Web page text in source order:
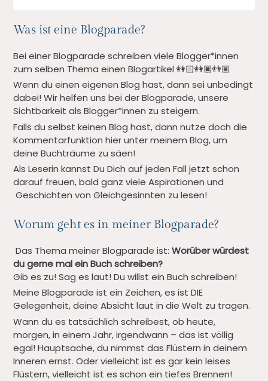
Was ist eine Blogparade?
Bei einer Blogparade schreiben viele Blogger*innen
zum selben Thema einen Blogartikel👭🏻👭🏿👬🏽
Wenn du einen eigenen Blog hast, dann sei unbedingt
dabei! Wir helfen uns bei der Blogparade, unsere
Sichtbarkeit als Blogger*innen zu steigern.
Falls du selbst keinen Blog hast, dann nutze doch die
Kommentarfunktion hier unter meinem Blog, um
deine Buchträume zu säen!
Als Leserin kannst Du Dich auf jeden Fall jetzt schon
darauf freuen, bald ganz viele Aspirationen und
Geschichten von Gleichgesinnten zu lesen!
Worum geht es in meiner Blogparade?
Das Thema meiner Blogparade ist:Worüber würdest
du gerne mal ein Buch schreiben?
Gib es zu! Sag es laut! Du willst ein Buch schreiben!
Meine Blogparade ist ein Zeichen, es ist DIE
Gelegenheit, deine Absicht laut in die Welt zu tragen.
Wann du es tatsächlich schreibest, ob heute,
morgen, in einem Jahr, irgendwann – das ist völlig
egal! Hauptsache, du nimmst das Flüstern in deinem
Inneren ernst. Oder vielleicht ist es gar kein leises
Flüstern, vielleicht ist es schon ein tiefes Brennen!